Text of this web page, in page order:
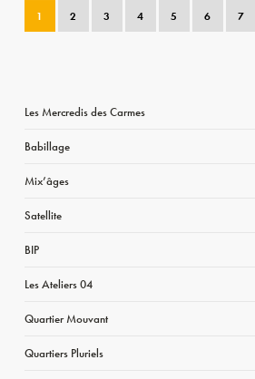
1 2 3 4 5 6 7
Les Mercredis des Carmes
Babillage
Mix’âges
Satellite
BIP
Les Ateliers 04
Quartier Mouvant
Quartiers Pluriels